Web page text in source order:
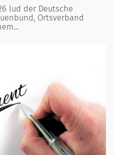
lud der Deutsche
Ortsverband